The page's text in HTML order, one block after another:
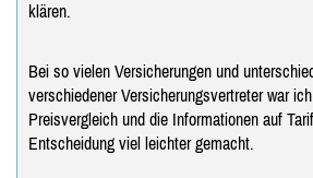
klären.
Bei so vielen Versicherungen und
verschiedener Versicherungsvertreter war
Preisvergleich und die Informationen auf
Entscheidung viel leichter gemacht.